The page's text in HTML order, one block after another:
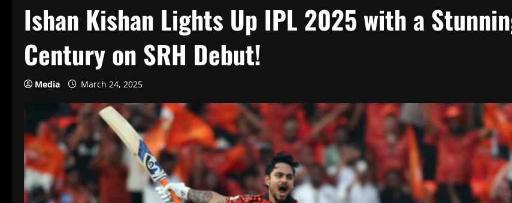
Ishan Kishan Lights Up IPL 2025 with a
Century on SRH Debut!
Media March 24, 2025